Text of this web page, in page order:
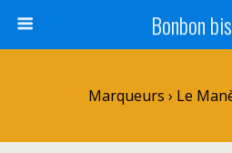
Bonbon
Marqueurs › Le